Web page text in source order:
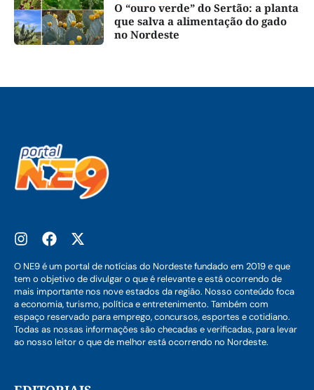
O “ouro verde” do Sertão: a planta
que salva a alimentação do gado
no Nordeste
O NE9 é um portal de notícias do Nordeste fundado em 2019 e que
tem o objetivo de divulgar o que é relevante e está ocorrendo de
mais importante nos nove estados da região. Nosso conteúdo foca
a economia, turismo, política e entretenimento. Também com
espaço reservado para emprego, concursos, esportes e cotidiano.
Todas as nossas informações são checadas e verificadas, para levar
ao nosso leitor o que de melhor está ocorrendo no Nordeste.